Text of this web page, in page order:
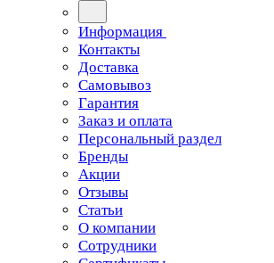
Информация
Контакты
Доставка
Самовывоз
Гарантия
Заказ и оплата
Персональный раздел
Бренды
Акции
Отзывы
Статьи
О компании
Сотрудники